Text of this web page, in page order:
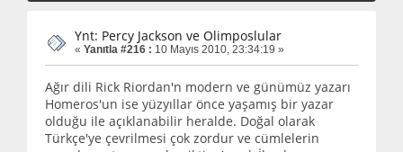
Ynt: Percy Jackson ve Olimposlular
« Yanıtla #216 : 10 Mayıs 2010, 23:34:19 »
Ağır dili Rick Riordan'n modern ve günümüz yazarı
Homeros'un ise yüzyıllar önce yaşamış bir yazar
olduğu ile açıklanabilir heralde. Doğal olarak
Türkçe'ye çevrilmesi çok zordur ve cümlelerin